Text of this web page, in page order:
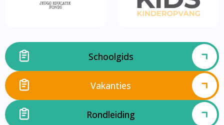
Schoolgids
Vakanties
Rondleiding